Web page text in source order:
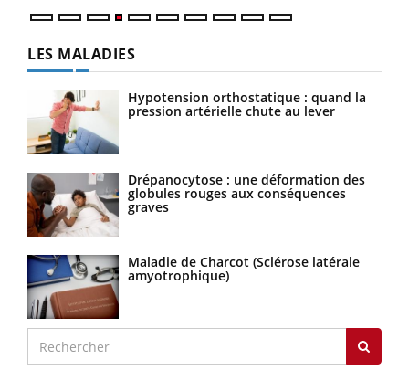
LES MALADIES
Hypotension orthostatique : quand la
pression artérielle chute au lever
Drépanocytose : une déformation des
globules rouges aux conséquences
graves
Maladie de Charcot (Sclérose latérale
amyotrophique)